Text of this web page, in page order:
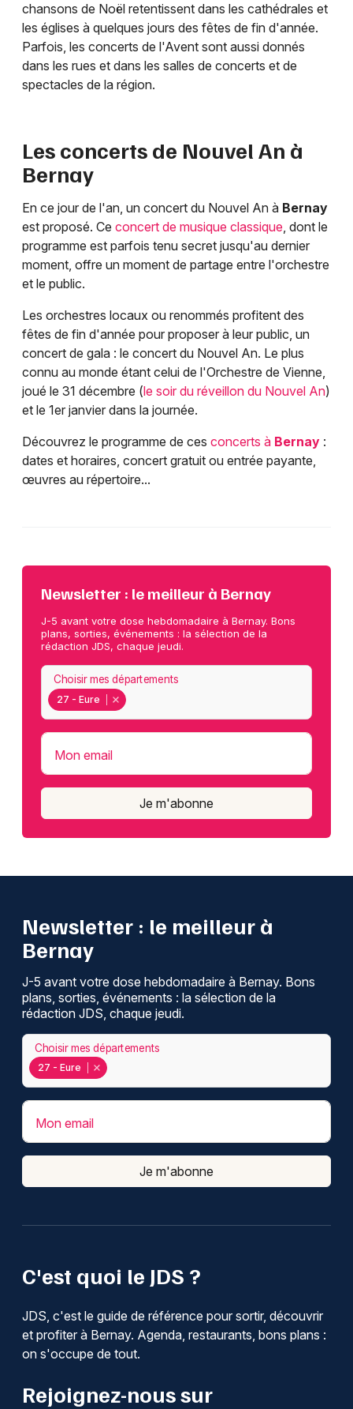
chansons de Noël retentissent dans les cathédrales et
les églises à quelques jours des fêtes de fin d'année.
Parfois, les concerts de l'Avent sont aussi donnés
dans les rues et dans les salles de concerts et de
spectacles de la région.
Les concerts de Nouvel An à
Bernay
En ce jour de l'an, un concert du Nouvel An à Bernay
est proposé. Ce concert de musique classique, dont le
programme est parfois tenu secret jusqu'au dernier
moment, offre un moment de partage entre l'orchestre
et le public.
Les orchestres locaux ou renommés profitent des
fêtes de fin d'année pour proposer à leur public, un
concert de gala : le concert du Nouvel An. Le plus
connu au monde étant celui de l'Orchestre de Vienne,
joué le 31 décembre (le soir du réveillon du Nouvel An)
et le 1er janvier dans la journée.
Découvrez le programme de ces concerts à Bernay :
dates et horaires, concert gratuit ou entrée payante,
œuvres au répertoire...
Newsletter : le meilleur à Bernay
J-5 avant votre dose hebdomadaire à Bernay. Bons
plans, sorties, événements : la sélection de la
rédaction JDS, chaque jeudi.
27 - Eure
Choisir mes départements
Mon email
Je m'abonne
C'est quoi le JDS ?
JDS, c'est le guide de référence pour sortir, découvrir
et profiter à Bernay. Agenda, restaurants, bons plans :
on s'occupe de tout.
Rejoignez-nous sur
Newsletter : le meilleur à
Bernay
J-5 avant votre dose hebdomadaire à Bernay. Bons
plans, sorties, événements : la sélection de la
rédaction JDS, chaque jeudi.
27 - Eure
Choisir mes départements
Mon email
Je m'abonne